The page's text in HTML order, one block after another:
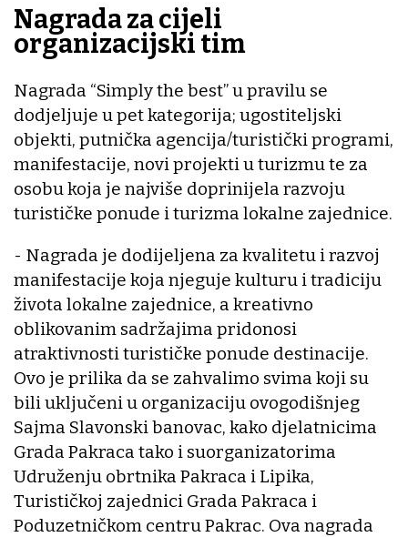
Nagrada za cijeli
organizacijski tim
Nagrada “Simply the best” u pravilu se
dodjeljuje u pet kategorija; ugostiteljski
objekti, putnička agencija/turistički programi,
manifestacije, novi projekti u turizmu te za
osobu koja je najviše doprinijela razvoju
turističke ponude i turizma lokalne zajednice.
- Nagrada je dodijeljena za kvalitetu i razvoj
manifestacije koja njeguje kulturu i tradiciju
života lokalne zajednice, a kreativno
oblikovanim sadržajima pridonosi
atraktivnosti turističke ponude destinacije.
Ovo je prilika da se zahvalimo svima koji su
bili uključeni u organizaciju ovogodišnjeg
Sajma Slavonski banovac, kako djelatnicima
Grada Pakraca tako i suorganizatorima
Udruženju obrtnika Pakraca i Lipika,
Turističkoj zajednici Grada Pakraca i
Poduzetničkom centru Pakrac. Ova nagrada